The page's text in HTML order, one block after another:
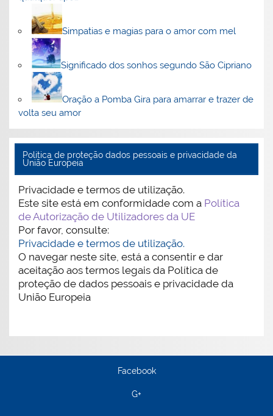
Simpatias e magias para o amor com mel
Significado dos sonhos segundo São Cipriano
Oração a Pomba Gira para amarrar e trazer de
volta seu amor
Politica de proteção dados pessoais e privacidade da
União Europeia
Privacidade e termos de utilização.
Este site está em conformidade com a Política
de Autorização de Utilizadores da UE
Por favor, consulte:
Privacidade e termos de utilização.
O navegar neste site, está a consentir e dar
aceitação aos termos legais da Política de
proteção de dados pessoais e privacidade da
União Europeia
Facebook
G+